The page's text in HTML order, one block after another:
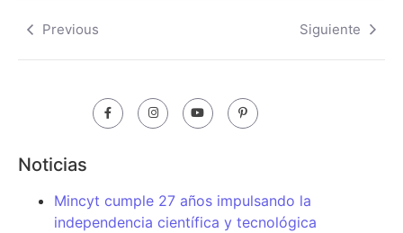
Previous Siguiente
Noticias
Mincyt cumple 27 años impulsando la
independencia científica y tecnológica